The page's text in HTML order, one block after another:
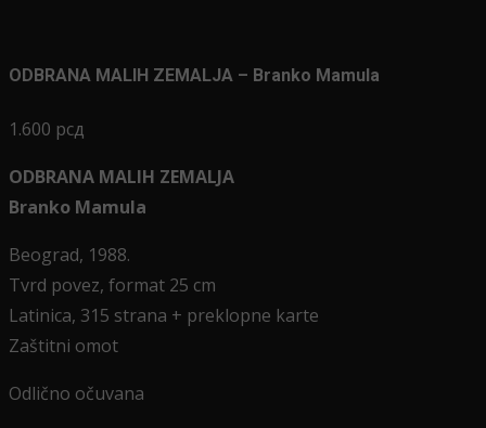
ODBRANA MALIH ZEMALJA – Branko Mamula
1.600 рсд
ODBRANA MALIH ZEMALJA
Branko Mamula
Beograd, 1988.
Tvrd povez, format 25 cm
Latinica, 315 strana + preklopne karte
Zaštitni omot
Odlično očuvana